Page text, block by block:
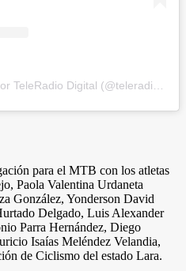
para el MTB con los atletas
Paola Valentina Urdaneta
González, Yonderson David
Delgado, Luis Alexander
Parra Hernández, Diego
Isaías Meléndez Velandia,
de Ciclismo del estado Lara.